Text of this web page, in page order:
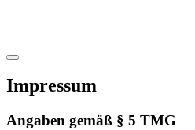
Impressum
Angaben gemäß § 5 TMG